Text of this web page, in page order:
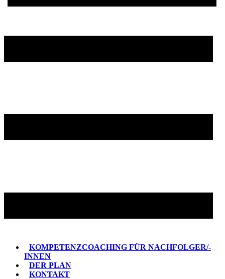
KOMPETENZCOACHING FÜR NACHFOLGER/-
INNEN
DER PLAN
KONTAKT